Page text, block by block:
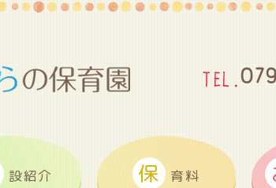
設紹介 保 育料